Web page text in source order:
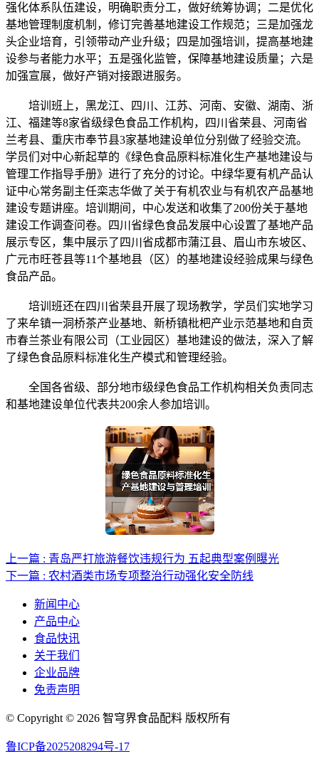
强化体系队伍建设，明确职责分工，做好统筹协调；二是优化
基地管理制度机制，修订完善基地建设工作规范；三是加强龙
头企业培育，引领带动产业升级；四是加强培训，提高基地建
设参与者能力水平；五是强化监管，保障基地建设质量；六是
加强宣展，做好产销对接跟进服务。
培训班上，黑龙江、四川、江苏、河南、安徽、湖南、浙
江、福建等8家省级绿色食品工作机构，四川省荣县、河南省
兰考县、重庆市奉节县3家基地建设单位分别做了经验交流。
学员们对中心新起草的《绿色食品原料标准化生产基地建设与
管理工作指导手册》进行了充分的讨论。中绿华夏有机产品认
证中心常务副主任栾志华做了关于有机农业与有机农产品基地
建设专题讲座。培训期间，中心发送和收集了200份关于基地
建设工作调查问卷。四川省绿色食品发展中心设置了基地产品
展示专区，集中展示了四川省成都市蒲江县、眉山市东坡区、
广元市旺苍县等11个基地县（区）的基地建设经验成果与绿色
食品产品。
培训班还在四川省荣县开展了现场教学，学员们实地学习
了来牟镇一洞桥茶产业基地、新桥镇枇杷产业示范基地和自贡
市春兰茶业有限公司（工业园区）基地建设的做法，深入了解
了绿色食品原料标准化生产模式和管理经验。
全国各省级、部分地市级绿色食品工作机构相关负责同志
和基地建设单位代表共200余人参加培训。
上一篇 : 青岛严打旅游餐饮违规行为 五起典型案例曝光
下一篇 : 农村酒类市场专项整治行动强化安全防线
新闻中心
产品中心
食品快讯
关于我们
企业品牌
免责声明
© Copyright © 2026 智穹界食品配料 版权所有
鲁ICP备2025208294号-17